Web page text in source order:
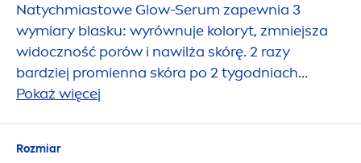
Natychmiastowe Glow-Serum zapewnia 3
wymiary blasku: wyrównuje koloryt, zmniejsza
widoczność porów i nawilża skórę. 2 razy
bardziej promienna skóra po 2 tygodniach
stosowania. Innowacyjna formuła z
Pokaż więcej
Rozmiar